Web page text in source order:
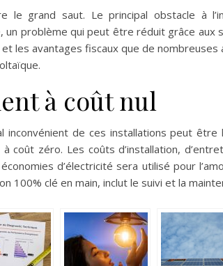
le grand saut. Le principal obstacle à
un problème qui peut être réduit grâce
les avantages fiscaux que de
à coût nul
inconvénient de ces installations peut
coût zéro. Les coûts d’installation,
d’électricité sera utilisé pour
100% clé en main, inclut le suivi et la